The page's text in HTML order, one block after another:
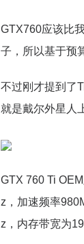
GTX760应该比
子，所以基于预
不过刚才提到了
就是戴尔外星人
GTX 760 Ti
z，加速频率
z，内存带宽为